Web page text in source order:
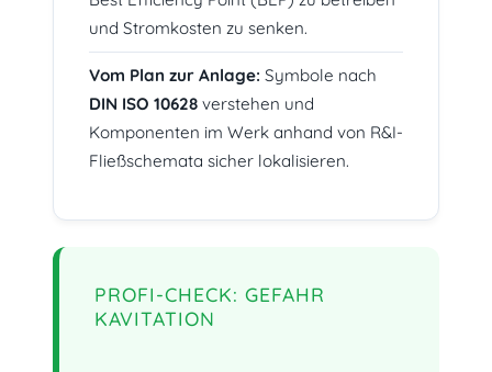
und Stromkosten zu senken.
Vom Plan zur Anlage: Symbole nach
DIN ISO 10628 verstehen und
Komponenten im Werk anhand von R&I-
Fließschemata sicher lokalisieren.
PROFI-CHECK: GEFAHR
KAVITATION